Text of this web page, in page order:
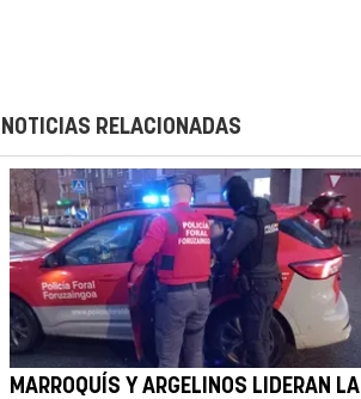
NOTICIAS RELACIONADAS
MARROQUÍS Y ARGELINOS LIDERAN LA